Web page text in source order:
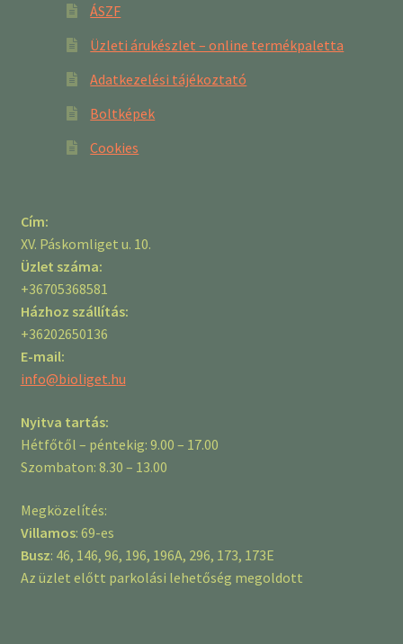
ÁSZF
Üzleti árukészlet – online termékpaletta
Adatkezelési tájékoztató
Boltképek
Cookies
Cím:
XV. Páskomliget u. 10.
Üzlet száma:
+36705368581
Házhoz szállítás:
+36202650136
E-mail:
info@bioliget.hu
Nyitva tartás:
Hétfőtől – péntekig: 9.00 – 17.00
Szombaton: 8.30 – 13.00
Megközelítés:
Villamos: 69-es
Busz: 46, 146, 96, 196, 196A, 296, 173, 173E
Az üzlet előtt parkolási lehetőség megoldott